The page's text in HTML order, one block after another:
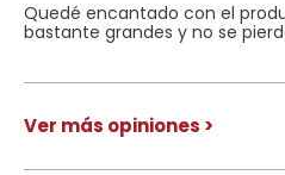
Quedé encantado con el
bastante grandes y no se
Ver más opiniones >